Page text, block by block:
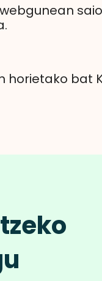
horietako bat